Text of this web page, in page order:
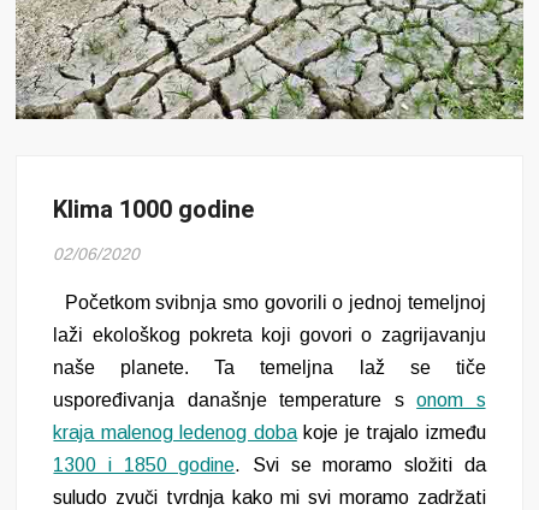
Klima 1000 godine
02/06/2020
Početkom svibnja smo govorili o jednoj temeljnoj
laži ekološkog pokreta koji govori o zagrijavanju
naše planete. Ta temeljna laž se tiče
uspoređivanja današnje temperature sonom s
kraja malenog ledenog dobakoje je trajalo između
1300 i 1850 godine. Svi se moramo složiti da
suludo zvuči tvrdnja kakomi svi moramo zadržati